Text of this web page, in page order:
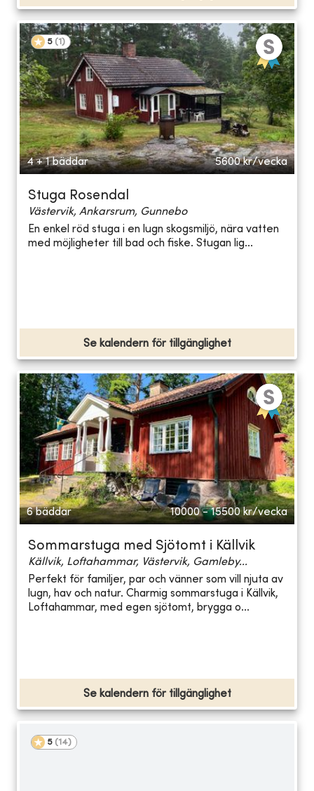
5 (1 )
4 + 1 bäddar 5600 kr/vecka
Stuga Rosendal
Västervik, Ankarsrum, Gunnebo
En enkel röd stuga i en lugn skogsmiljö, nära vatten
med möjligheter till bad och fiske. Stugan lig...
Se kalendern för tillgänglighet
6 bäddar 10000 - 15500 kr/vecka
Sommarstuga med Sjötomt i Källvik
Källvik, Loftahammar, Västervik, Gamleby...
Perfekt för familjer, par och vänner som vill njuta av
lugn, hav och natur. Charmig sommarstuga i Källvik,
Loftahammar, med egen sjötomt, brygga o...
Se kalendern för tillgänglighet
5 (14)